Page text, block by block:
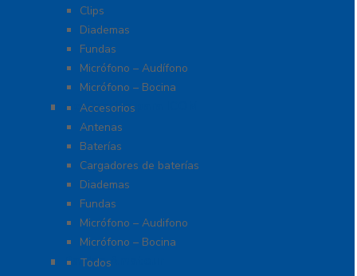
Clips
Diademas
Fundas
Micrófono – Audífono
Micrófono – Bocina
Accesorios para ICOM
Accesorios
Antenas
Baterías
Cargadores de baterías
Diademas
Fundas
Micrófono – Audifono
Micrófono – Bocina
Radios Amateur
Todos